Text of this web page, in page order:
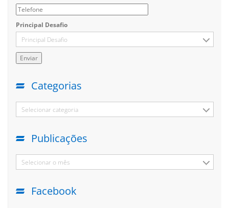
Principal Desafio
Principal Desafio
Categorias
Selecionar categoria
Publicações
Selecionar o mês
Facebook